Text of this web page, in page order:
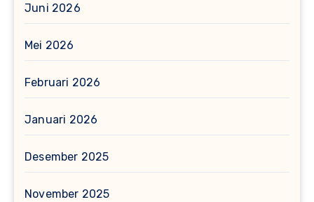
Juni 2026
Mei 2026
Februari 2026
Januari 2026
Desember 2025
November 2025